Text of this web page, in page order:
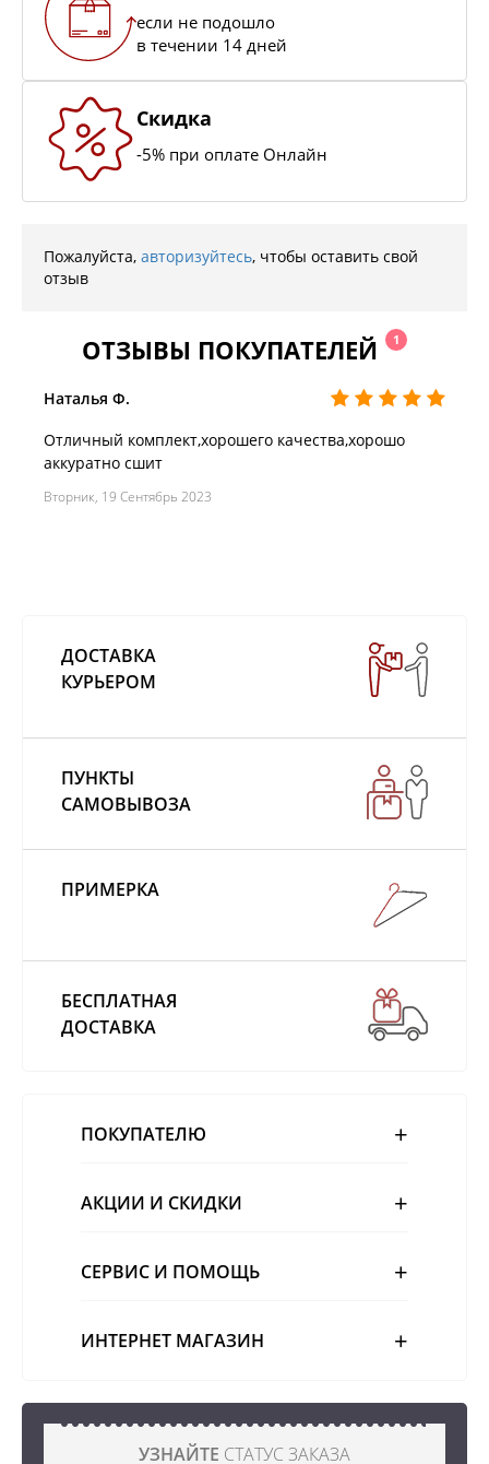
если не подошло
в течении 14 дней
Скидка
-5% при оплате Онлайн
Пожалуйста, авторизуйтесь, чтобы оставить свой
отзыв
ОТЗЫВЫ ПОКУПАТЕЛЕЙ 1
Наталья Ф.
Отличный комплект,хорошего качества,хорошо
аккуратно сшит
Вторник, 19 Сентябрь 2023
ДОСТАВКА
КУРЬЕРОМ
ПУНКТЫ
САМОВЫВОЗА
ПРИМЕРКА
БЕСПЛАТНАЯ
ДОСТАВКА
ПОКУПАТЕЛЮ
АКЦИИ И СКИДКИ
СЕРВИС И ПОМОЩЬ
ИНТЕРНЕТ МАГАЗИН
УЗНАЙТЕ СТАТУС ЗАКАЗА